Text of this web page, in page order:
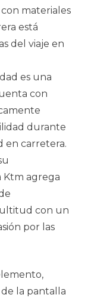
con materiales
está
del viaje en
es una
con
durante
en carretera.
Ktm agrega
con un
por las
la pantalla